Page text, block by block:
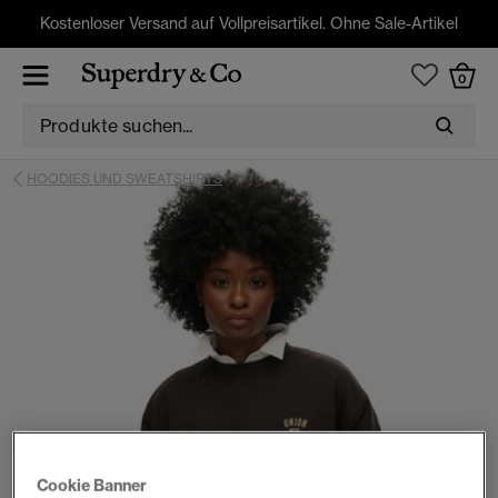
Kostenloser Versand auf Vollpreisartikel. Ohne Sale-Artikel
0
HOODIES UND SWEATSHIRTS
Cookie Banner